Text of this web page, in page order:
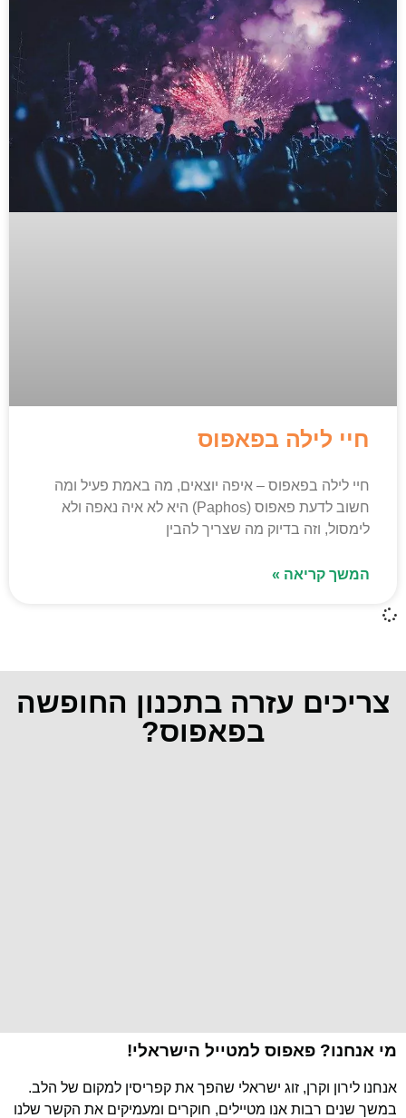
חיי לילה בפאפוס
חיי לילה בפאפוס – איפה יוצאים, מה באמת פעיל ומה
חשוב לדעת פאפוס (Paphos) היא לא איה נאפה ולא
לימסול, וזה בדיוק מה שצריך להבין
המשך קריאה »
צריכים עזרה בתכנון החופשה
בפאפוס?
מי אנחנו? פאפוס למטייל הישראלי!
אנחנו לירון וקרן, זוג ישראלי שהפך את קפריסין למקום של הלב.
במשך שנים רבות אנו מטיילים, חוקרים ומעמיקים את הקשר שלנו